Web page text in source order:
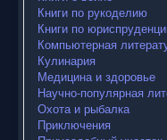
Книги по рукоделию
Книги по
Компьютерная
Кулинария
Медицина и здоровье
Научно-популярная
Охота и рыбалка
Приключения